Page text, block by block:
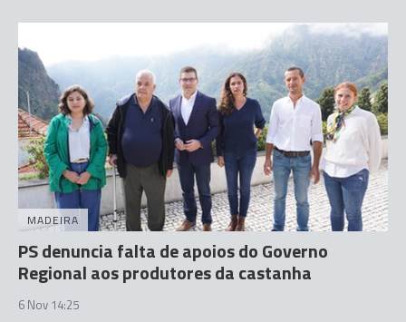
MADEIRA
PS denuncia falta de apoios do Governo
Regional aos produtores da castanha
6 Nov 14:25